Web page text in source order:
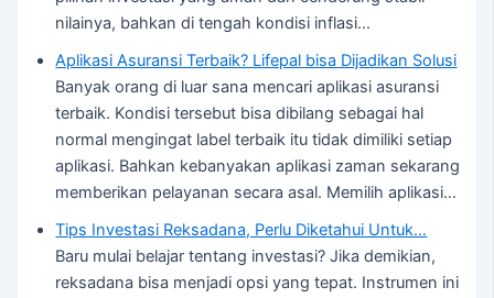
nilainya, bahkan di tengah kondisi inflasi…
Aplikasi Asuransi Terbaik? Lifepal bisa Dijadikan Solusi
Banyak orang di luar sana mencari aplikasi asuransi
terbaik. Kondisi tersebut bisa dibilang sebagai hal
normal mengingat label terbaik itu tidak dimiliki setiap
aplikasi. Bahkan kebanyakan aplikasi zaman sekarang
memberikan pelayanan secara asal. Memilih aplikasi…
Tips Investasi Reksadana, Perlu Diketahui Untuk…
Baru mulai belajar tentang investasi? Jika demikian,
reksadana bisa menjadi opsi yang tepat. Instrumen ini